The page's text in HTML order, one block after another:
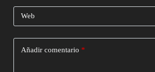
Web
Añadir comentario *